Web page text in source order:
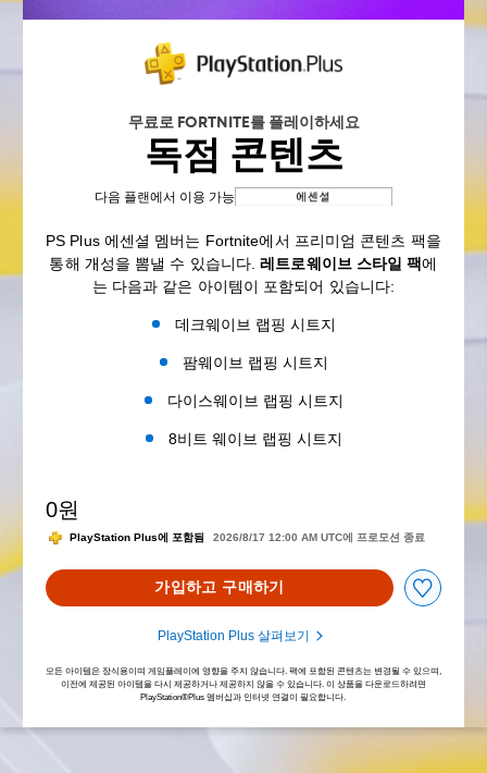
무료로 FORTNITE를 플레이하세요
독점 콘텐츠
다음 플랜에서 이용 가능
PS Plus 에센셜 멤버는 Fortnite에서 프리미엄 콘텐츠 팩을
통해 개성을 뽐낼 수 있습니다.레트로웨이브 스타일 팩에
는 다음과 같은 아이템이 포함되어 있습니다:
데크웨이브 랩핑 시트지
팜웨이브 랩핑 시트지
다이스웨이브 랩핑 시트지
8비트 웨이브 랩핑 시트지
0원
PlayStation Plus에 포함됨 2026/8/17 12:00 AM UTC에 프로모션 종료
가입하고 구매하기
PlayStation Plus 살펴보기
모든 아이템은 장식용이며 게임플레이에 영향을 주지 않습니다. 팩에 포함된 콘텐츠는 변경될 수 있으며,
이전에 제공된 아이템을 다시 제공하거나 제공하지 않을 수 있습니다. 이 상품을 다운로드하려면
PlayStation®Plus 멤버십과 인터넷 연결이 필요합니다.